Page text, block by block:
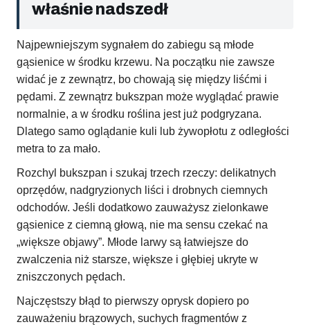
właśnie nadszedł
Najpewniejszym sygnałem do zabiegu są młode
gąsienice w środku krzewu. Na początku nie zawsze
widać je z zewnątrz, bo chowają się między liśćmi i
pędami. Z zewnątrz bukszpan może wyglądać prawie
normalnie, a w środku roślina jest już podgryzana.
Dlatego samo oglądanie kuli lub żywopłotu z odległości
metra to za mało.
Rozchyl bukszpan i szukaj trzech rzeczy: delikatnych
oprzędów, nadgryzionych liści i drobnych ciemnych
odchodów. Jeśli dodatkowo zauważysz zielonkawe
gąsienice z ciemną głową, nie ma sensu czekać na
„większe objawy”. Młode larwy są łatwiejsze do
zwalczenia niż starsze, większe i głębiej ukryte w
zniszczonych pędach.
Najczęstszy błąd to pierwszy oprysk dopiero po
zauważeniu brązowych, suchych fragmentów z